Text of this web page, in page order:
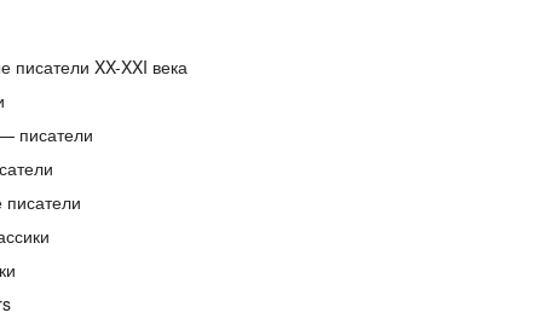
писатели XX-XXI века
писатели
писатели